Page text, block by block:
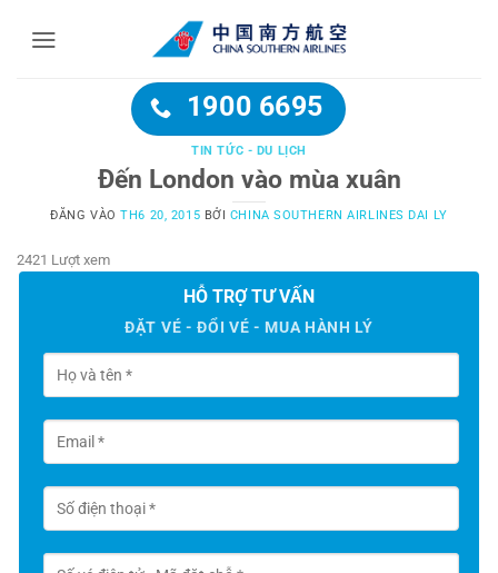
1900 6695
TIN TỨC - DU LỊCH
Đến London vào mùa xuân
ĐĂNG VÀOTH6 20, 2015 BỞI CHINA SOUTHERN AIRLINES DAI LY
2421 Lượt xem
HỖ TRỢ TƯ VẤN
ĐẶT VÉ - ĐỔI VÉ - MUA HÀNH LÝ